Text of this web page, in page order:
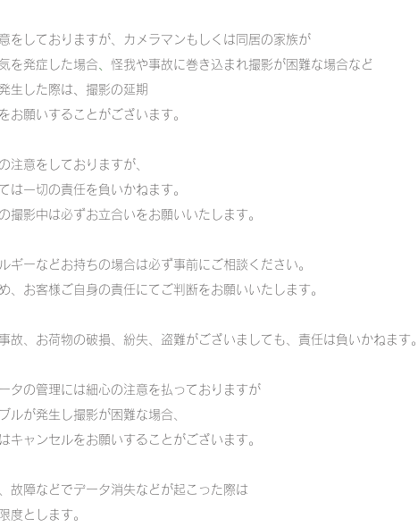
をしておりますが、カメラマンもしくは同居の家族が
を発症した場合
怪我や事故に巻き込まれ撮影が困難な場合など
生した際は
撮影の延期
願いすることがございます。
注意をしておりますが、
一切の責任を負いかねます。
影中は必ずお立合いをお願いいたします。
ギーなどお持ちの場合は必ず事前にご相談ください。
お客様ご自身の責任にてご判断をお願いいたします。
故、お荷物の破損、紛失、盗難がございましても、責任は負いかねます。
タの管理には細心の注意を払っておりますが
ルが発生し撮影が困難な場合、
ャンセルをお願いすることがございます。
故障などでデータ消失などが起こった際は
度とします。